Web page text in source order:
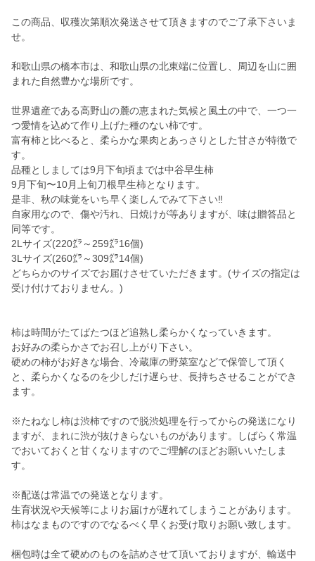
この商品、収穫次第順次発送させて頂きますのでご了承下さいま
せ。
和歌山県の橋本市は、和歌山県の北東端に位置し、周辺を山に囲
まれた自然豊かな場所です。
世界遺産である高野山の麓の恵まれた気候と風土の中で、一つ一
つ愛情を込めて作り上げた種のない柿です。
富有柿と比べると、柔らかな果肉とあっさりとした甘さが特徴で
す。
品種としましては9月下旬頃までは中谷早生柿
9月下旬〜10月上旬刀根早生柿となります。
是非、秋の味覚をいち早く楽しんでみて下さい‼︎
自家用なので、傷や汚れ、日焼けが等ありますが、味は贈答品と
同等です。
2Lサイズ(220㌘～259㌘16個)
3Lサイズ(260㌘～309㌘14個)
どちらかのサイズでお届けさせていただきます。(サイズの指定は
受け付けておりません。)
柿は時間がたてばたつほど追熟し柔らかくなっていきます。
お好みの柔らかさでお召し上がり下さい。
硬めの柿がお好きな場合、冷蔵庫の野菜室などで保管して頂く
と、柔らかくなるのを少しだけ遅らせ、長持ちさせることができ
ます。
※たねなし柿は渋柿ですので脱渋処理を行ってからの発送になり
ますが、まれに渋が抜けきらないものがあります。しばらく常温
でおいておくと甘くなりますのでご理解のほどお願いいたしま
す。
※配送は常温での発送となります。
生育状況や天候等によりお届けが遅れてしまうことがあります。
柿はなまものですのでなるべく早くお受け取りお願い致します。
梱包時は全て硬めのものを詰めさせて頂いておりますが、輸送中